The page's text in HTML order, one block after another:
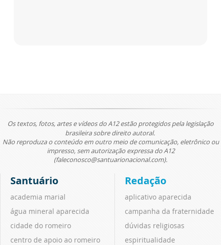
Os textos, fotos, artes e vídeos do A12 estão protegidos pela legislação
brasileira sobre direito autoral.
Não reproduza o conteúdo em outro meio de comunicação, eletrônico ou
impresso, sem autorização expressa do A12
(faleconosco@santuarionacional.com).
Santuário
academia marial
água mineral aparecida
cidade do romeiro
centro de apoio ao romeiro
Redação
aplicativo aparecida
campanha da fraternidade
dúvidas religiosas
espiritualidade